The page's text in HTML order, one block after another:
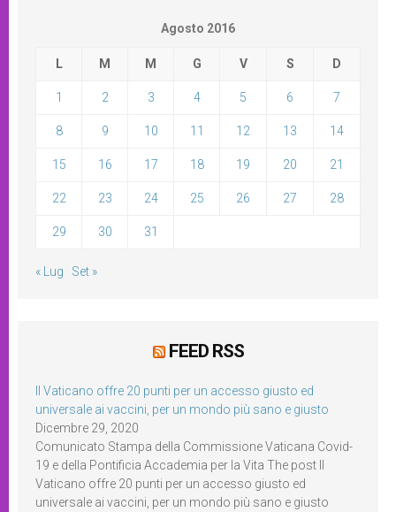
Agosto 2016
L M M G V S D
1 2 3 4 5 6 7
8 9 10 11 12 13 14
15 16 17 18 19 20 21
22 23 24 25 26 27 28
29 30 31
« Lug Set »
FEED RSS
Il Vaticano offre 20 punti per un accesso giusto ed
universale ai vaccini, per un mondo più sano e giusto
Dicembre 29, 2020
Comunicato Stampa della Commissione Vaticana Covid-
19 e della Pontificia Accademia per la Vita The post Il
Vaticano offre 20 punti per un accesso giusto ed
universale ai vaccini, per un mondo più sano e giusto